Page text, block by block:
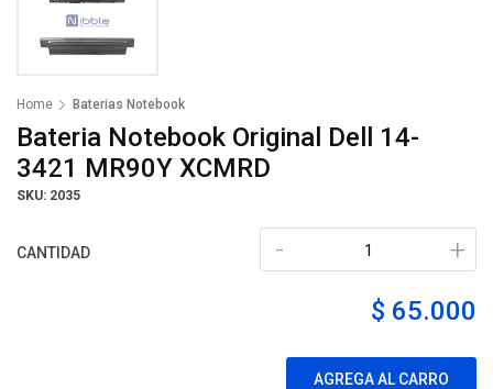
Home Baterias Notebook
Bateria Notebook Original Dell 14-
3421 MR90Y XCMRD
SKU: 2035
CANTIDAD +
-
$ 65.000
AGREGA AL CARRO